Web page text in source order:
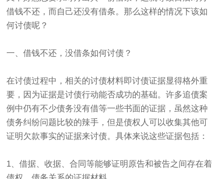
借钱不还，而自己还没有借条。那么这样的情况下该如
何讨债呢？
一、借钱不还，没借条如何讨债？
在讨债过程中，相关的讨债材料即讨债证据显得格外重
要，因为证据是讨债行动能否成功的基础。许多追债案
例中仍有不少债务没有借等一些书面的证据，虽然这种
债务纠纷问题比较的辣手，但是债权人可以收集其他可
证明欠款事实的证据来讨债。具体来说这些证据包括：
1、借据、收据、合同等能够证明原告和被告之间存在着